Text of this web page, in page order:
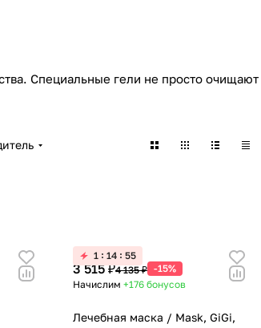
Специальные гели не просто очищают
1 14 55
3 515 ₽4 135 ₽ -15%
Начислим +176 бонусов
Лечебная маска / Mask, GiGi,